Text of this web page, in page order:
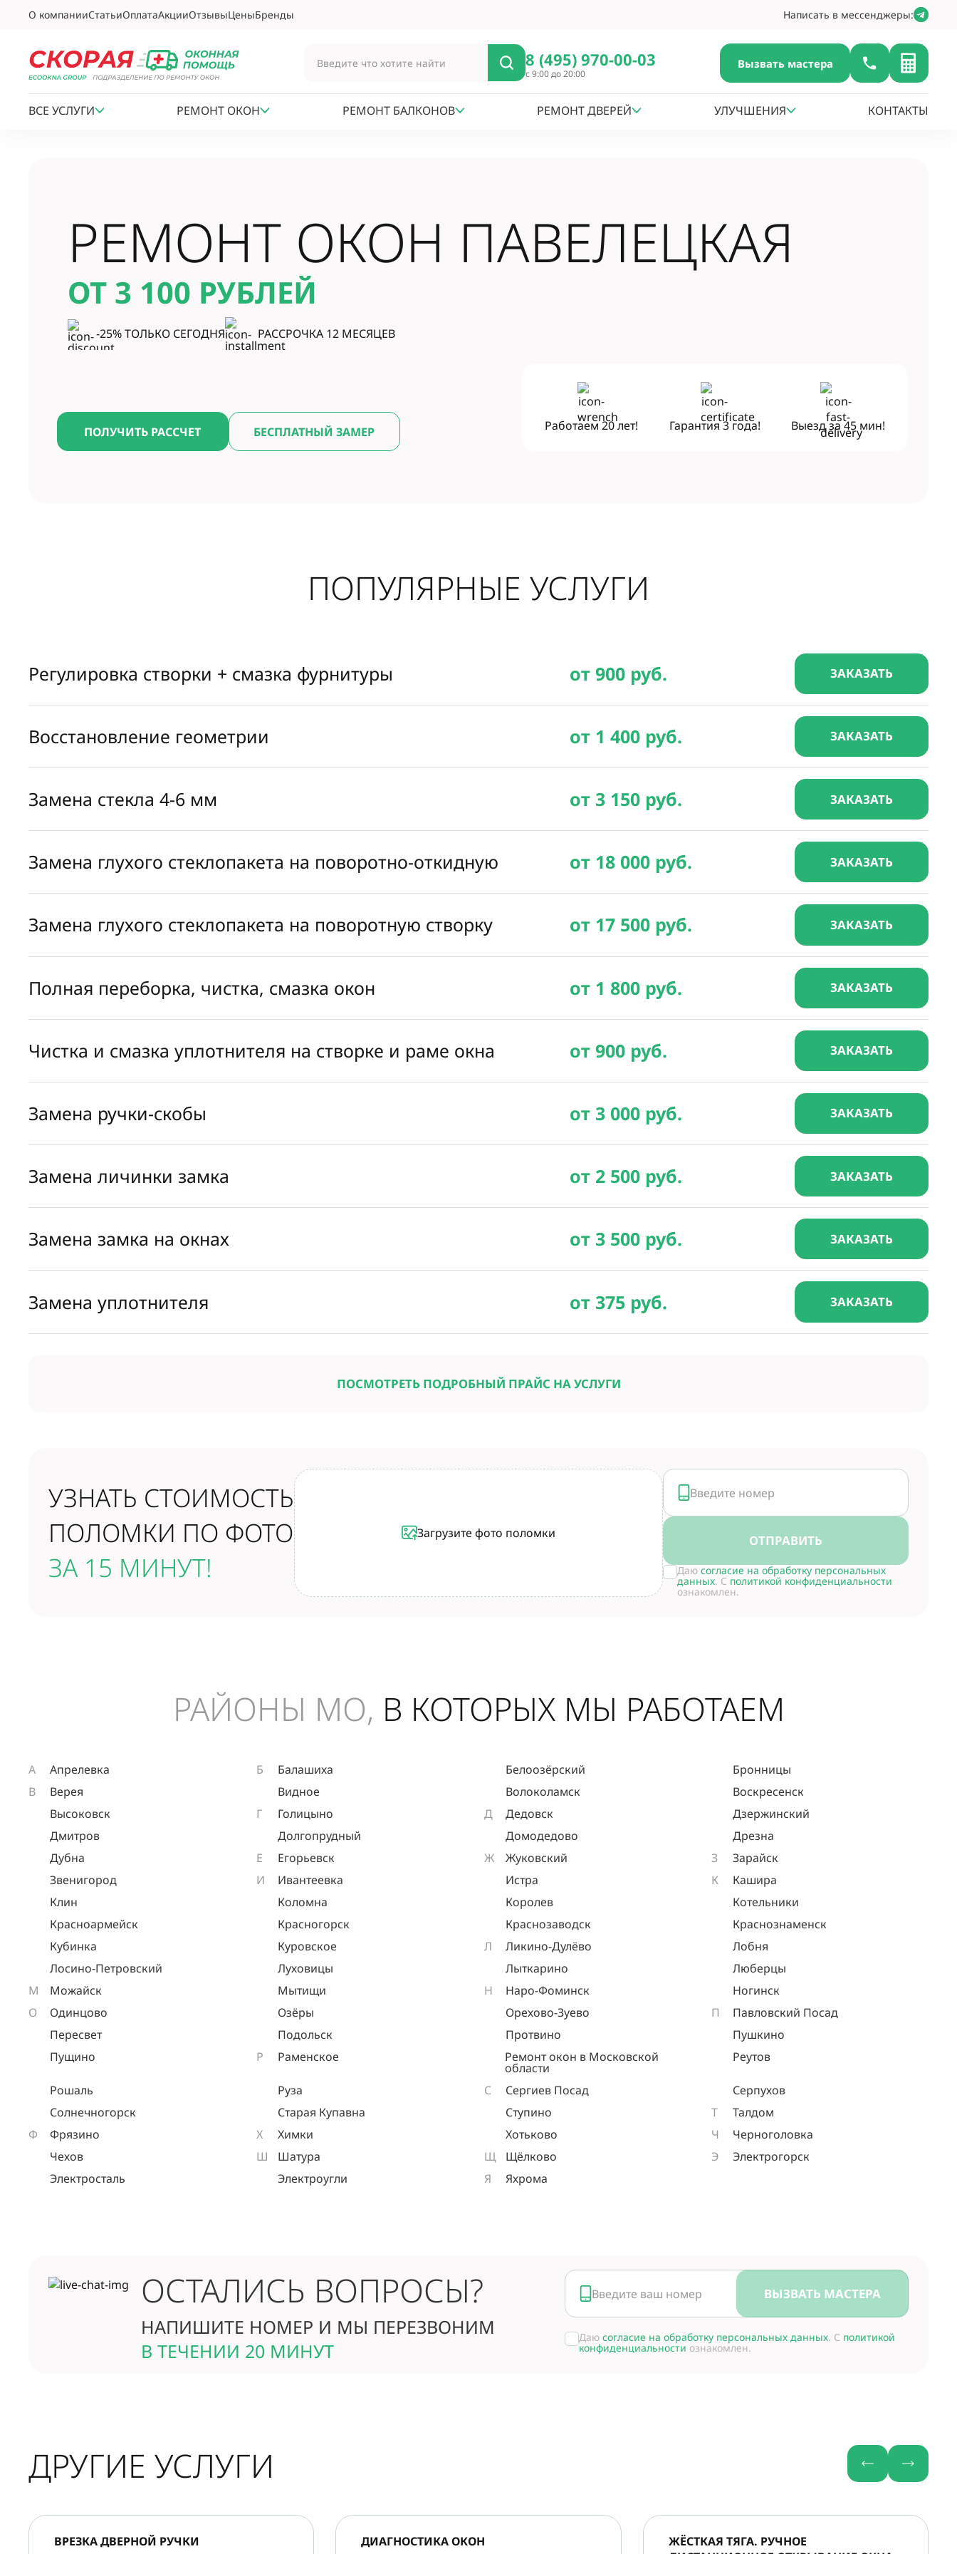
О компанииСтатьиОплатаАкцииОтзывыЦеныБренды Написать в мессенджеры:
8 (495) 970-00-03
с 9:00 до 20:00
Вызвать мастера
ВСЕ УСЛУГИ РЕМОНТ ОКОН РЕМОНТ БАЛКОНОВ РЕМОНТ ДВЕРЕЙ УЛУЧШЕНИЯ КОНТАКТЫ
РЕМОНТ ОКОН ПАВЕЛЕЦКАЯ
ОТ 3 100 РУБЛЕЙ
-25% ТОЛЬКО СЕГОДНЯ РАССРОЧКА 12 МЕСЯЦЕВ
ПОЛУЧИТЬ РАССЧЕТ БЕСПЛАТНЫЙ ЗАМЕР Работаем20 лет! Гарантия3 года! Выезд за45 мин!
ПОПУЛЯРНЫЕ УСЛУГИ
Регулировка створки + смазка фурнитуры от 900 руб. ЗАКАЗАТЬ
Восстановление геометрии от 1 400 руб. ЗАКАЗАТЬ
Замена стекла 4-6 мм от 3 150 руб. ЗАКАЗАТЬ
Замена глухого стеклопакета на поворотно-откидную от 18 000 руб. ЗАКАЗАТЬ
Замена глухого стеклопакета на поворотную створку от 17 500 руб. ЗАКАЗАТЬ
Полная переборка, чистка, смазка окон от 1 800 руб. ЗАКАЗАТЬ
Чистка и смазка уплотнителя на створке и раме окна от 900 руб. ЗАКАЗАТЬ
Замена ручки-скобы от 3 000 руб. ЗАКАЗАТЬ
Замена личинки замка от 2 500 руб. ЗАКАЗАТЬ
Замена замка на окнах от 3 500 руб. ЗАКАЗАТЬ
Замена уплотнителя от 375 руб. ЗАКАЗАТЬ
ПОСМОТРЕТЬ ПОДРОБНЫЙ ПРАЙС НА УСЛУГИ
УЗНАТЬ СТОИМОСТЬ
ПОЛОМКИ ПО ФОТО
ЗА 15 МИНУТ!
Загрузите фото поломки ОТПРАВИТЬ
Даю согласие на обработку персональных
данных. С политикой конфиденциальности
ознакомлен.
РАЙОНЫ МО, В КОТОРЫХ МЫ РАБОТАЕМ
А Апрелевка Б Балашиха Белоозёрский
Бронницы
В
Верея Видное Волоколамск
Воскресенск
Высоковск
Г Голицыно Д Дедовск
Дзержинский
Дмитров
Долгопрудный Домодедово
Дрезна
Дубна
Е Егорьевск Ж Жуковский З
Зарайск
Звенигород
И Ивантеевка Истра К
Кашира
Клин
Коломна Королев
Котельники
Красноармейск
Красногорск Краснозаводск
Краснознаменск
Кубинка
Куровское Л Ликино-Дулёво
Лобня
Лосино-Петровский
Луховицы Лыткарино
Люберцы
М
Можайск Мытищи Н Наро-Фоминск
Ногинск
О
Одинцово Озёры Орехово-Зуево П
Павловский Посад
Пересвет
Подольск Протвино
Пушкино
Пущино
Р Раменское Ремонт окон в Московской
области
Реутов
Рошаль Руза С Сергиев Посад
Серпухов
Солнечногорск
Старая Купавна Ступино Т
Талдом
Ф
Фрязино Х Химки Хотьково Ч
Черноголовка
Чехов
Ш Шатура Щ Щёлково Э
Электрогорск
Электросталь
Электроугли Я Яхрома
ОСТАЛИСЬ ВОПРОСЫ?
НАПИШИТЕ НОМЕР И МЫ ПЕРЕЗВОНИМ
В ТЕЧЕНИИ 20 МИНУТ
ВЫЗВАТЬ МАСТЕРА
Даю согласие на обработку персональных данных. С политикой
конфиденциальности ознакомлен.
ДРУГИЕ УСЛУГИ
ВРЕЗКА ДВЕРНОЙ РУЧКИ ДИАГНОСТИКА ОКОН
ЖЁСТКАЯ ТЯГА. РУЧНОЕ